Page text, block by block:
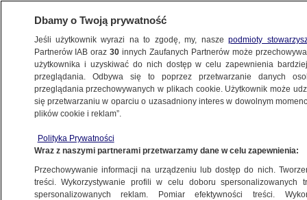
KULTURA I STYL
na planie "Barbie". Twórcy podali datę
premiery
16.06.2022, 12:16
Dbamy o Twoją prywatność
Jeśli użytkownik wyrazi na to zgodę, my, naszepodmioty
Partnerów IAB oraz30 innych Zaufanych Partnerów może
użytkownika i uzyskiwać do nich dostęp w celu zapewnienia
przeglądania. Odbywa się to poprzez przetwarzanie danych
przeglądania przechowywanych w plikach cookie. Użytkownik może
się przetwarzaniu w oparciu o uzasadniony interes w dowolnym
plików cookie i reklam”.
Polityka Prywatności
Wraz z naszymi partnerami przetwarzamy dane w celu zapewnienia:
Przechowywanie informacji na urządzeniu lub dostęp do nich.
treści. Wykorzystywanie profili w celu doboru spersonalizowanych
spersonalizowanych reklam. Pomiar efektywności treści.